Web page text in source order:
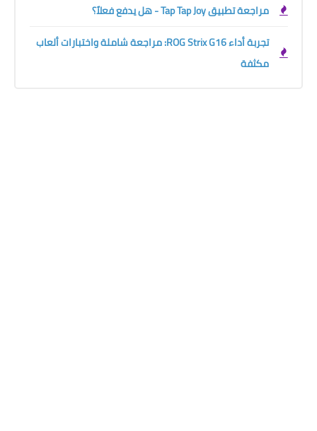
مراجعة تطبيق Tap Tap Joy - هل يدفع فعلاً؟
تجربة أداء ROG Strix G16: مراجعة شاملة واختبارات ألعاب
مكثفة